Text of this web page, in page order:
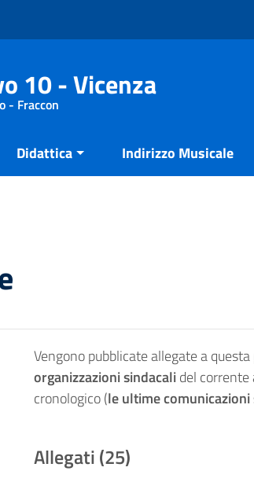
10 - Vicenza
- Fraccon
Didattica Indirizzo Musicale
Vengono pubblicate allegate a
organizzazioni sindacalidel corrente
cronologico (le ultime
Allegati (25)